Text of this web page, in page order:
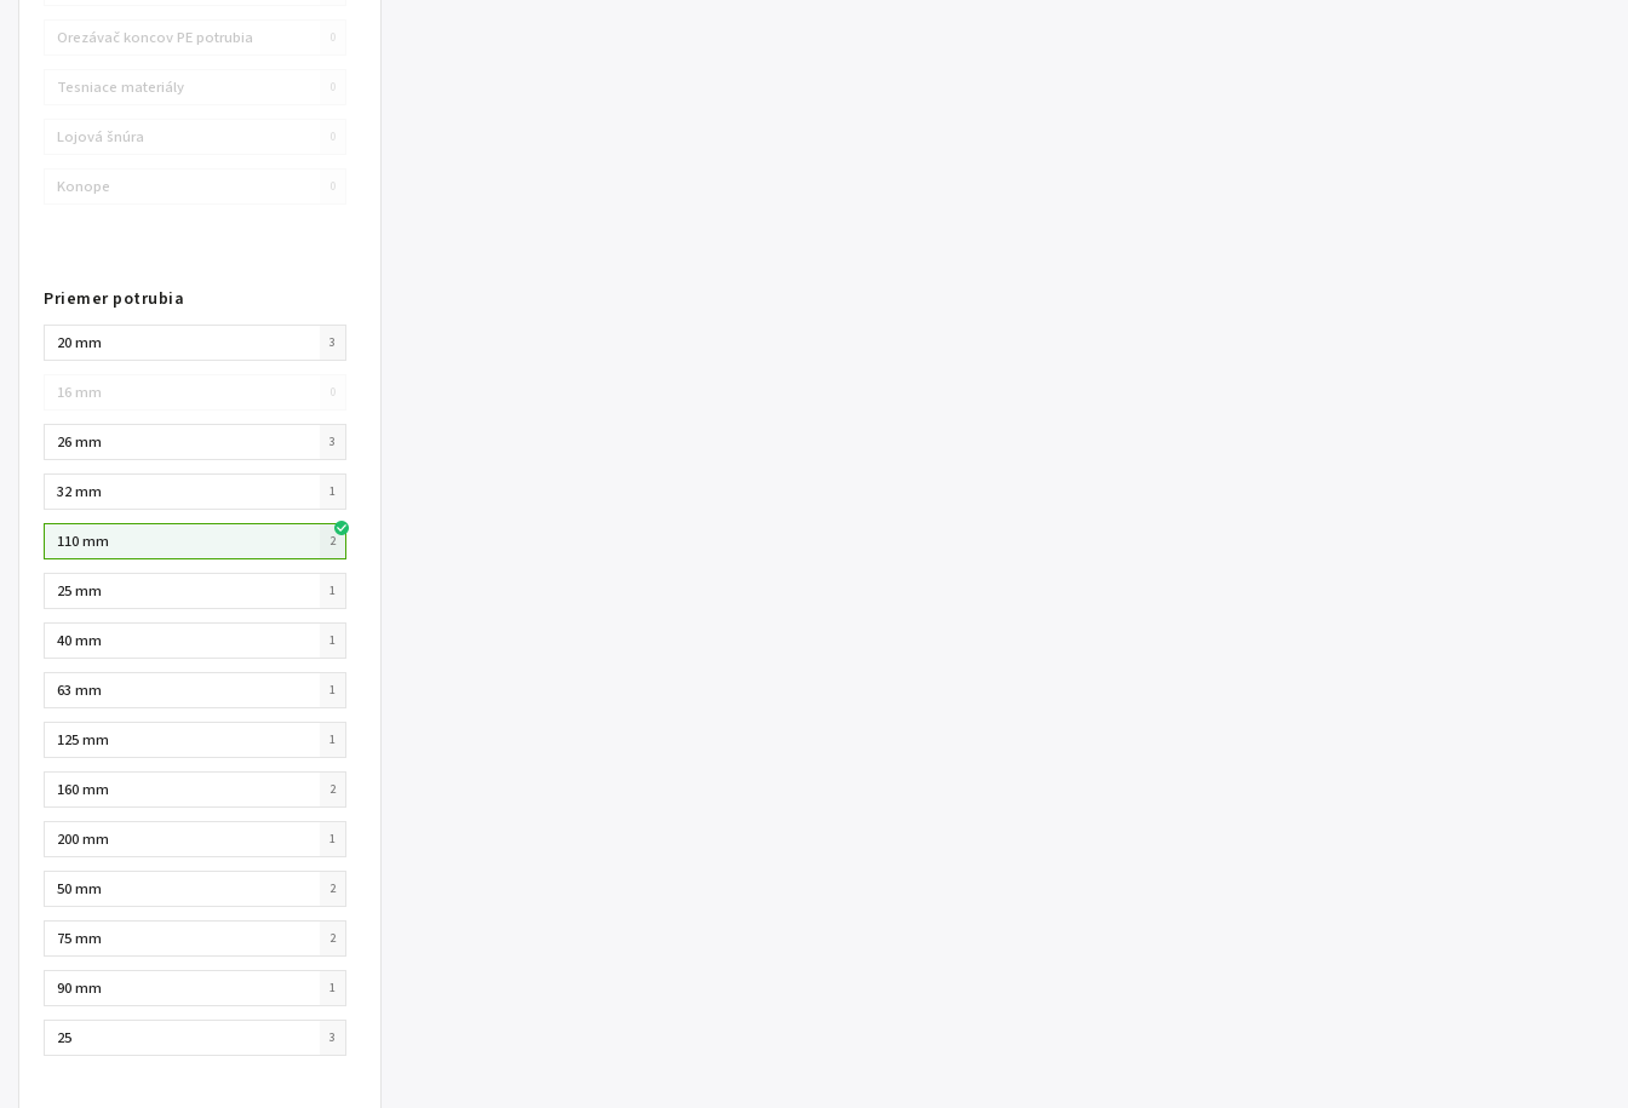
Orezávač koncov PE potrubia 0
Tesniace materiály 0
Lojová šnúra 0
Konope 0
Priemer potrubia
20 mm 3
16 mm 0
26 mm 3
32 mm 1
110 mm 2
25 mm 1
40 mm 1
63 mm 1
125 mm 1
160 mm 2
200 mm 1
50 mm 2
75 mm 2
90 mm 1
25 3